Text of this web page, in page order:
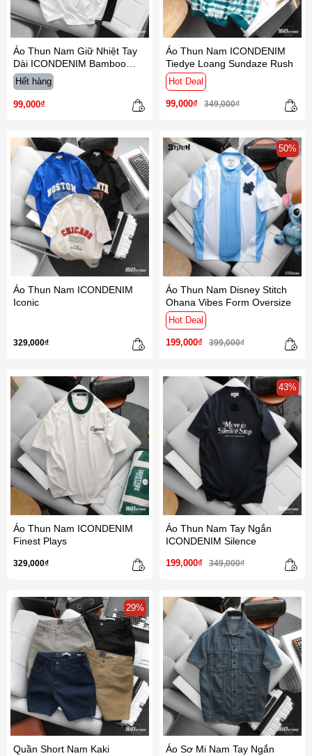
Áo Thun Nam Giữ Nhiệt Tay
Dài ICONDENIM Bamboo
Heatwear
Hết hàng
99,000₫
Áo Thun Nam ICONDENIM
Tiedye Loang Sundaze Rush
Hot Deal
99,000₫ 349,000₫
Áo Thun Nam ICONDENIM
Iconic
329,000₫
50%
Áo Thun Nam Disney Stitch
Ohana Vibes Form Oversize
Hot Deal
199,000₫ 399,000₫
Áo Thun Nam ICONDENIM
Finest Plays
329,000₫
43%
Áo Thun Nam Tay Ngắn
ICONDENIM Silence
199,000₫ 349,000₫
29%
Quần Short Nam Kaki
Áo Sơ Mi Nam Tay Ngắn